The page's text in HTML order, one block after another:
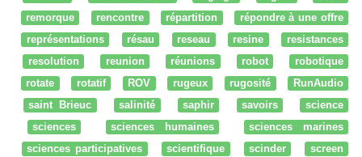
remorque
rencontre répartition
répondre à une offre
représentations
résau reseau resine
resistances
resolution
reunion réunions robot
robotique
rotate
rotatif ROV rugeux rugosité
RunAudio
saint Brieuc
salinité saphir savoirs
science
sciences
sciences humaines
sciences marines
sciences participatives
scientifique scinder
screen